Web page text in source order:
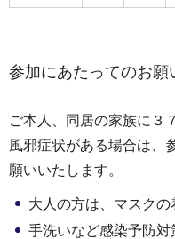
参加にあたってのお願
ご本人、同居の家族に３
風邪症状がある場合は、
願いいたします。
大人の方は、マスクの
手洗いなど感染予防対